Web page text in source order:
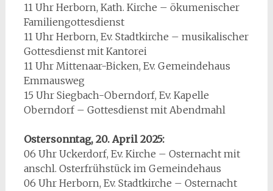
11 Uhr Herborn, Kath. Kirche – ökumenischer
Familiengottesdienst
11 Uhr Herborn, Ev. Stadtkirche – musikalischer
Gottesdienst mit Kantorei
11 Uhr Mittenaar-Bicken, Ev. Gemeindehaus
Emmausweg
15 Uhr Siegbach-Oberndorf, Ev. Kapelle
Oberndorf – Gottesdienst mit Abendmahl
Ostersonntag, 20. April 2025:
06 Uhr Uckerdorf, Ev. Kirche – Osternacht mit
anschl. Osterfrühstück im Gemeindehaus
06 Uhr Herborn, Ev. Stadtkirche – Osternacht